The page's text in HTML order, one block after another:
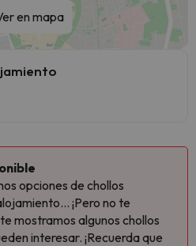
en mapa
opciones de chollos
¡Pero no te
mostramos algunos chollos
interesar. ¡Recuerda que